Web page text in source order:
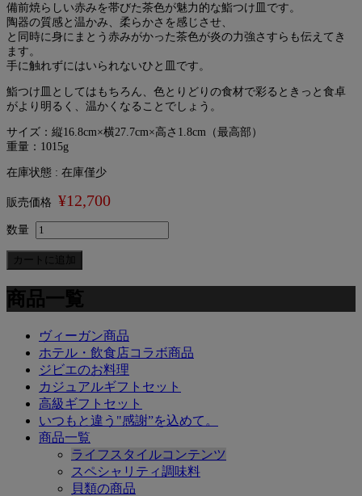
備前焼らしい赤みを帯びた茶色が魅力的な鮨つけ皿です。
陶器の質感と温かみ、柔らかさを感じさせ、
と同時に身にまとう赤みがかった茶色が炎の力強さすらも伝えてき
ます。
手に触れずにはいられないひと皿です。
鮨つけ皿としてはもちろん、色とりどりの食材で彩るときっと食卓
がより明るく、温かくなることでしょう。
サイズ：縦16.8cm×横27.7cm×高さ1.8cm（最高部）
重量：1015g
在庫状態 : 在庫僅少
販売価格 ¥12,700
数量
商品一覧
ヴィーガン商品
ホテル・飲食店コラボ商品
ジビエのお料理
カジュアルギフトセット
高級ギフトセット
いつもと違う"感謝”を込めて。
商品一覧
ライフスタイルコンテンツ
スペシャリティ調味料
貝類の商品